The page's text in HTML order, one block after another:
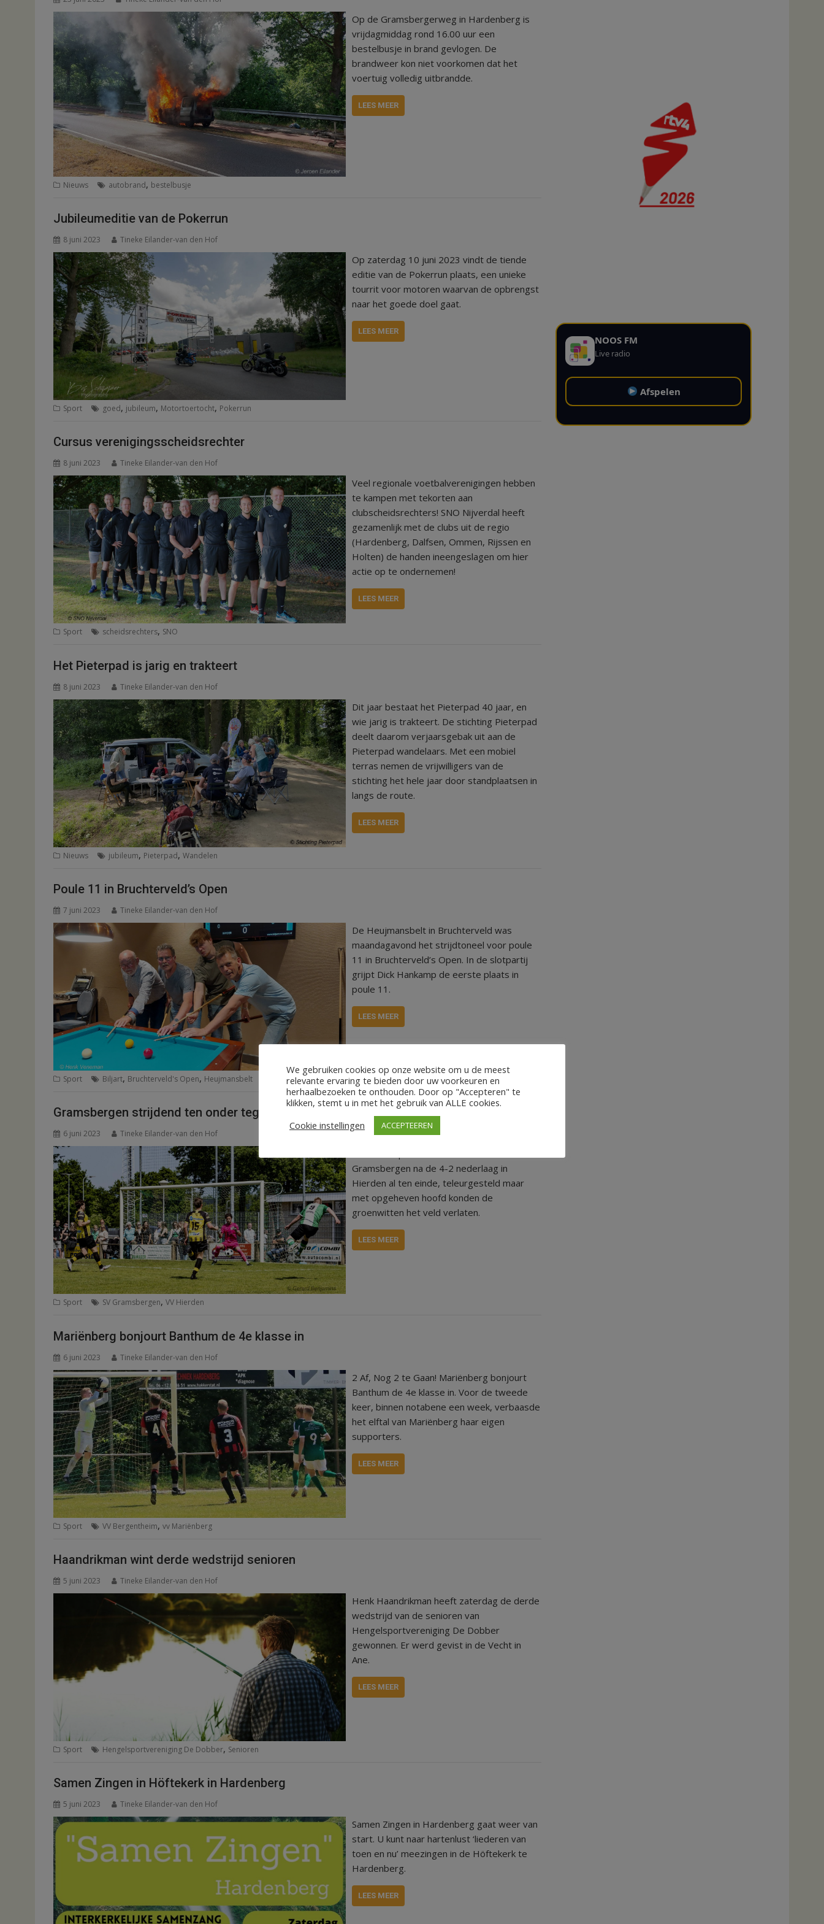
Op de Gramsbergerweg in Hardenberg is
vrijdagmiddag rond 16.00 uur een
bestelbusje in brand gevlogen. De
brandweer kon niet voorkomen dat het
voertuig volledig uitbrandde.
LEES MEER
Nieuws autobrand, bestelbusje
Jubileumeditie van de Pokerrun
8 juni 2023 Tineke Eilander-van den Hof
Op zaterdag 10 juni 2023 vindt de tiende
editie van de Pokerrun plaats, een unieke
tourrit voor motoren waarvan de opbrengst
naar het goede doel gaat.
LEES MEER
Sport goed, jubileum, Motortoertocht, Pokerrun
Cursus verenigingsscheidsrechter
8 juni 2023 Tineke Eilander-van den Hof
Veel regionale voetbalverenigingen hebben
te kampen met tekorten aan
clubscheidsrechters! SNO Nijverdal heeft
gezamenlijk met de clubs uit de regio
(Hardenberg, Dalfsen, Ommen, Rijssen en
Holten) de handen ineengeslagen om hier
actie op te ondernemen!
LEES MEER
Sport scheidsrechters, SNO
Het Pieterpad is jarig en trakteert
8 juni 2023 Tineke Eilander-van den Hof
Dit jaar bestaat het Pieterpad 40 jaar, en
wie jarig is trakteert. De stichting Pieterpad
deelt daarom verjaarsgebak uit aan de
Pieterpad wandelaars. Met een mobiel
terras nemen de vrijwilligers van de
stichting het hele jaar door standplaatsen in
langs de route.
LEES MEER
Nieuws jubileum, Pieterpad, Wandelen
Poule 11 in Bruchterveld’s Open
7 juni 2023 Tineke Eilander-van den Hof
De Heujmansbelt in Bruchterveld was
maandagavond het strijdtoneel voor poule
11 in Bruchterveld’s Open. In de slotpartij
grijpt Dick Hankamp de eerste plaats in
poule 11.
LEES MEER
Sport Biljart, Bruchterveld's Open, Heujmansbelt
Gramsbergen strijdend ten onder tegen Hierden
6 juni 2023 Tineke Eilander-van den Hof
Gramsbergen na de 4-2 nederlaag in
Hierden al ten einde, teleurgesteld maar
met opgeheven hoofd konden de
groenwitten het veld verlaten.
LEES MEER
Sport SV Gramsbergen, VV Hierden
Mariënberg bonjourt Banthum de 4e klasse in
6 juni 2023 Tineke Eilander-van den Hof
2 Af, Nog 2 te Gaan! Mariënberg bonjourt
Banthum de 4e klasse in. Voor de tweede
keer, binnen notabene een week, verbaasde
het elftal van Mariënberg haar eigen
supporters.
LEES MEER
Sport VV Bergentheim, vv Mariënberg
Haandrikman wint derde wedstrijd senioren
5 juni 2023 Tineke Eilander-van den Hof
Henk Haandrikman heeft zaterdag de derde
wedstrijd van de senioren van
Hengelsportvereniging De Dobber
gewonnen. Er werd gevist in de Vecht in
Ane.
LEES MEER
Sport Hengelsportvereniging De Dobber, Senioren
Samen Zingen in Höftekerk in Hardenberg
5 juni 2023 Tineke Eilander-van den Hof
Samen Zingen in Hardenberg gaat weer van
start. U kunt naar hartenlust ‘liederen van
toen en nu’ meezingen in de Höftekerk te
Hardenberg.
LEES MEER
NOOS FM
Live radio
Afspelen
We gebruiken cookies op onze website om u de meest
relevante ervaring te bieden door uw voorkeuren en
herhaalbezoeken te onthouden. Door op "Accepteren" te
klikken, stemt u in met het gebruik van ALLE cookies.
Cookie instellingen
ACCEPTEEREN